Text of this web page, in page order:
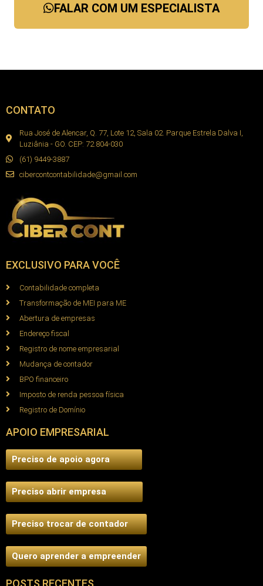
FALAR COM UM ESPECIALISTA
CONTATO
Rua José de Alencar, Q. 77, Lote 12, Sala 02. Parque Estrela Dalva I,
Luziânia - GO. CEP: 72.804-030
(61) 9449-3887
cibercontcontabilidade@gmail.com
EXCLUSIVO PARA VOCÊ
Contabilidade completa
Transformação de MEI para ME
Abertura de empresas
Endereço fiscal
Registro de nome empresarial
Mudança de contador
BPO financeiro
Imposto de renda pessoa física
Registro de Domínio
APOIO EMPRESARIAL
Preciso de apoio agora
Preciso abrir empresa
Preciso trocar de contador
Quero aprender a empreender
POSTS RECENTES